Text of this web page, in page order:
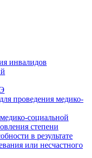
инвалидов
проведения медико-
социальной
степени
в результате
или несчастного